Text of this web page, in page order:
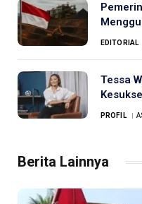
EDITORIAL
Tessa
PROFIL
Berita Lainnya